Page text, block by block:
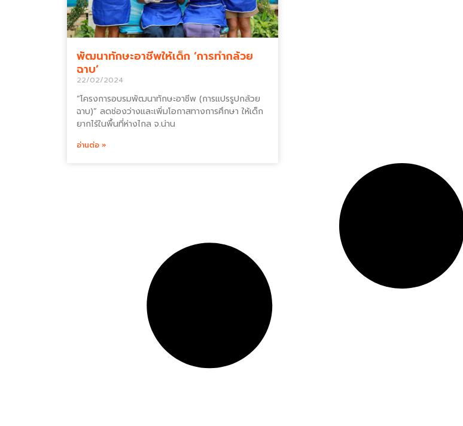
พัฒนาทักษะอาชีพให้เด็ก ‘การทำกล้วย
ฉาบ’
22/02/2024
“โครงการอบรมพัฒนาทักษะอาชีพ (การแปรรูปกล้วย
ฉาบ)” ลดช่องว่างและเพิ่มโอกาสทางการศึกษา ให้เด็ก
ยากไร้ในพื้นที่ห่างไกล จ.น่าน
อ่านต่อ »